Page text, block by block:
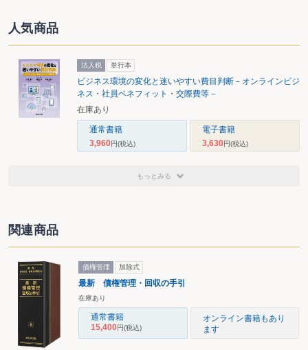
人気商品
法人税 単行本
ビジネス環境の変化と迷いやすい費目判断－オンラインビジ
ネス・社員ベネフィット・交際費等－
在庫あり
通常書籍
3,960円(税込)
電子書籍
3,630円(税込)
もっとみる
関連商品
債権管理 加除式
最新 債権管理・回収の手引
在庫あり
通常書籍
15,400円(税込)
オンライン書籍もあり
ます